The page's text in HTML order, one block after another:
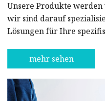
Unsere Produkte
wir sind darauf
Lösungen für Ihre
wir bestrebt, unseren
innovative Lösungen anzubieten. Wir
Qualität bei Tests und
Bedeutung ist. Deshalb
mehr sehen